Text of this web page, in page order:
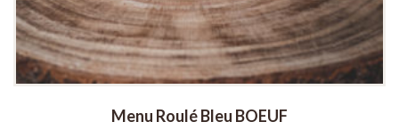
Menu Roulé Bleu BOEUF